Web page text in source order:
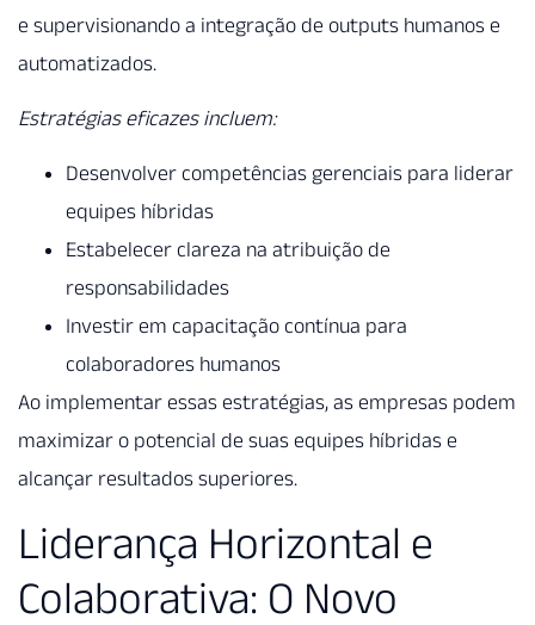
e supervisionando a integração de outputs humanos e
automatizados.
Estratégias eficazes incluem:
Desenvolver competências gerenciais para liderar
equipes híbridas
Estabelecer clareza na atribuição de
responsabilidades
Investir em capacitação contínua para
colaboradores humanos
Ao implementar essas estratégias, as empresas podem
maximizar o potencial de suas equipes híbridas e
alcançar resultados superiores.
Liderança Horizontal e
Colaborativa: O Novo